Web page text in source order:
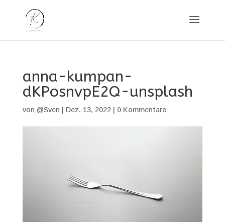
anna-kumpan-
dKPosnvpE2Q-unsplash
von @Sven Dez. 13, 2022| 0 Kommentare